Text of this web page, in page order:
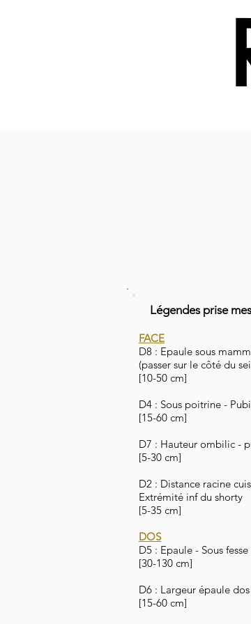
Légendes prise
FACE
D8 : Epaule sous
(passer sur le côté du
[10-50 cm]
D4 : Sous poitrine -
[15-60 cm]
D7 : Hauteur ombilic -
[5-30 cm]
D2 : Distance racine
Extrémité inf du shorty
[5-35 cm]
DOS
D5 : Epaule - Sous fesse
[30-130 cm]
D6 : Largeur épaule dos
[15-60 cm]